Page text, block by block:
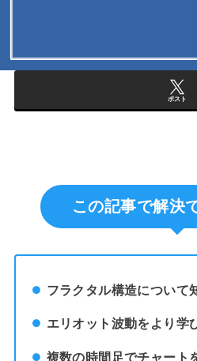
ポスト
この記事で解決
フラクタル構造について
エリオット波動をより学
複数の時間足でチャート